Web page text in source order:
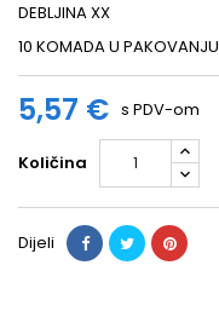
DEBLJINA XX
10 KOMADA U PAKOVANJU
5,57 € s PDV-om
Količina
Dijeli